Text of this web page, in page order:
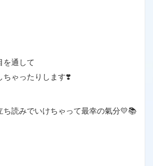
を通して
ちゃったりします❣️
ち読みでいけちゃって最幸の氣分💛📚